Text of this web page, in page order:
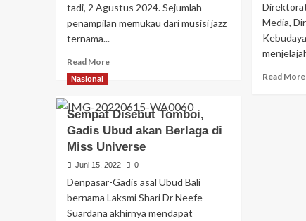
tadi, 2 Agustus 2024. Sejumlah
penampilan memukau dari musisi jazz
ternama...
Read More
Media,
Read More
Nasional
Sempat Disebut Tomboi,
Gadis Ubud akan Berlaga di
Miss Universe
Juni 15, 2022 0
Denpasar-Gadis asal Ubud Bali
bernama Laksmi Shari Dr Neefe
Suardana akhirnya mendapat